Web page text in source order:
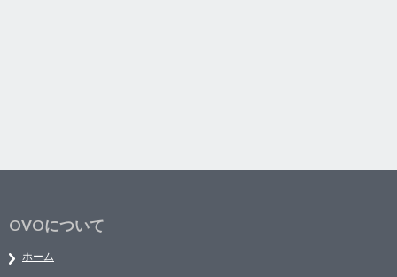
OVOについて
ホーム